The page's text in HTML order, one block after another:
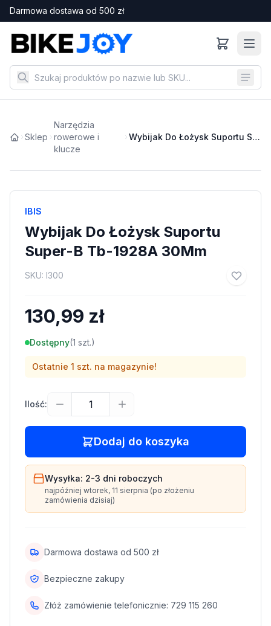
Darmowa dostawa od 500 zł
Sklep
Narzędzia
rowerowe i
klucze
Wybijak Do Łożysk Suportu Super-B Tb-1928A 30Mm
IBIS
Wybijak Do Łożysk Suportu
Super-B Tb-1928A 30Mm
SKU: I300
130,99 zł
Dostępny(1 szt.)
Ostatnie 1 szt. na magazynie!
Ilość:
Dodaj do koszyka
Wysyłka: 2-3 dni roboczych
najpóźniej wtorek, 11 sierpnia (po złożeniu
zamówienia dzisiaj)
Darmowa dostawa od 500 zł
Bezpieczne zakupy
Złóż zamówienie telefonicznie: 729 115 260